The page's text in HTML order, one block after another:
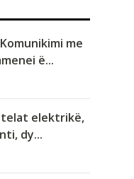
me
ë...
telat elektrikë,
dy...